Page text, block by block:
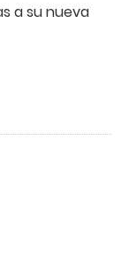
a su nueva